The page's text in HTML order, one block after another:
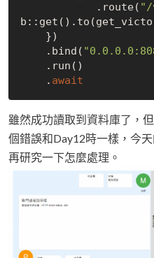
            .route(
"/
    .bind(
    .
await
雖然成功讀取到資料庫了，
個錯誤和Day12時一樣，今
再研究一下怎麼處理。